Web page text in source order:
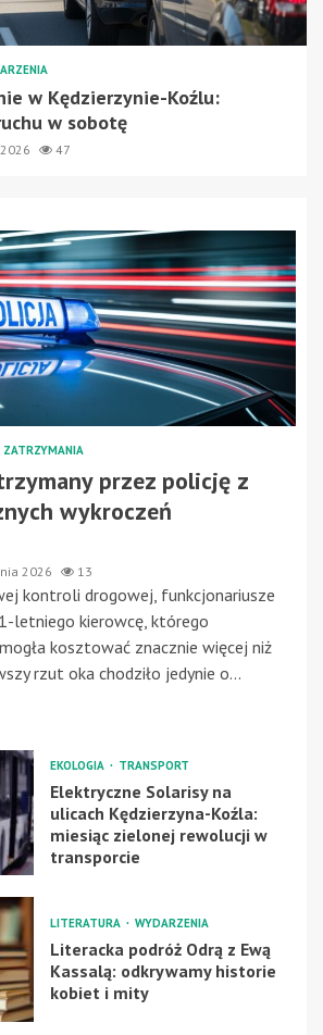
w Kędzierzynie-Koźlu:
w sobotę
47
ZATRZYMANIA
przez policję z
wykroczeń
2026 13
kontroli drogowej, funkcjonariusze
letniego kierowcę, którego
kosztować znacznie więcej niż
rzut oka chodziło jedynie o...
EKOLOGIA TRANSPORT
Elektryczne Solarisy na
ulicach Kędzierzyna-Koźla:
miesiąc zielonej rewolucji w
transporcie
LITERATURA WYDARZENIA
Literacka podróż Odrą z Ewą
Kassalą: odkrywamy historie
kobiet i mity